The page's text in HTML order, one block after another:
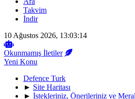
Takvim
İndir
10 Ağustos 2026, 13:03:14
Okunmamış İletiler
Yeni Konu
Defence Turk
► Site Haritası
► İstekleriniz, Önerileriniz ve